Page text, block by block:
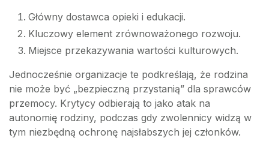
Główny dostawca opieki i edukacji.
Kluczowy element zrównoważonego rozwoju.
Miejsce przekazywania wartości kulturowych.
Jednocześnie organizacje te podkreślają, że rodzina
nie może być „bezpieczną przystanią” dla sprawców
przemocy. Krytycy odbierają to jako atak na
autonomię rodziny, podczas gdy zwolennicy widzą w
tym niezbędną ochronę najsłabszych jej członków.